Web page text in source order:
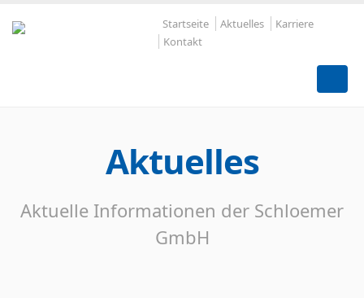
Startseite Aktuelles
Karriere
Kontakt
Aktuelles
Aktuelle Informationen der Schloemer
GmbH